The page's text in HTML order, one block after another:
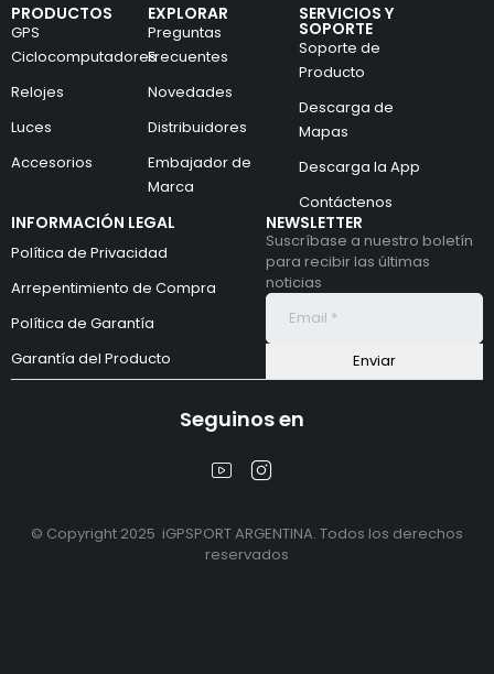
PRODUCTOS
GPS
Ciclocomputadores
Relojes
Luces
Accesorios
EXPLORAR
Preguntas
Frecuentes
Novedades
Distribuidores
Embajador de
Marca
SERVICIOS Y
SOPORTE
Soporte de
Producto
Descarga de
Mapas
Descarga la App
Contáctenos
INFORMACIÓN LEGAL
Política de Privacidad
Arrepentimiento de Compra
Política de Garantía
Garantía del Producto
NEWSLETTER
Suscríbase a nuestro boletín
para recibir las últimas
noticias
Seguinos en
© Copyright 2025 iGPSPORT ARGENTINA. Todos los derechos
reservados